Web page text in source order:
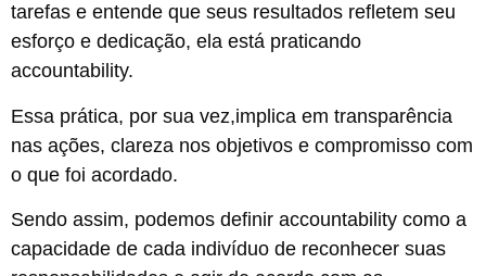
tarefas e entende que seus resultados refletem seu
esforço e dedicação, ela está praticando
accountability.
Essa prática, por sua vez,implica em transparência
nas ações, clareza nos objetivos e compromisso com
o que foi acordado.
Sendo assim, podemos definir accountability como a
capacidade de cada indivíduo de reconhecer suas